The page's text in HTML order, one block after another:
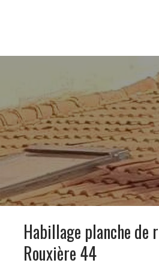
Habillage planche de
Rouxière 44